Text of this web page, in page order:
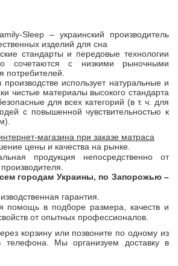
Sleep – украинский производитель
изделий для сна
стандарты и передовые технологии
сочетаются с низкими рыночными
потребителей.
использует натуральные и
чистые материалы высокого стандарта
для всех категорий (в т. ч. для
с повышенной чувствительностью к
магазина при заказе матраса
цены и качества на рынке.
продукция непосредственно от
городам Украины, по Запорожью –
гарантия.
помощь в подборе размера, качеств и
от опытных профессионалов.
корзину или позвоните по одному из
телефона. Мы организуем доставку в